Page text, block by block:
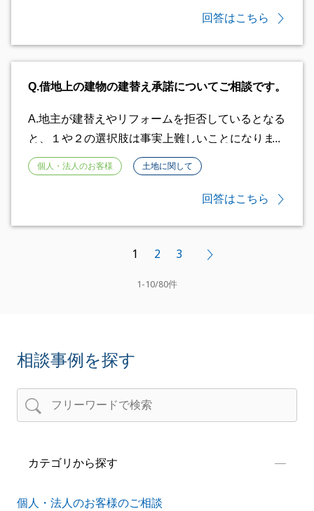
ては、自らの土地にはみ出ている物体を排除するよ
の時点で、隣地に対して、早急に撤去せよという権
利をお母さまは有していることになります。 した
がって、アパートを壊すのであれば当然、壊さない
を購入する買主は、契約云々に関わらず、撤去をし
なければいけない義務を負っております。 訴訟に
る物体を撤去せよと要求し、無視するようであれ
れてみてはいかがでしょうか。 なお、新たな契約
ください。
回答はこちら
Q.借地上の建物の建替え承諾についてご相談です。
A.地主が建替えやリフォームを拒否しているとなる
と、１や２の選択肢は事実上難しいことになりま
す。 ３についてですが、たとえば、借地権の契約
期間が満了し契約の更新がされないといった場合に
は、建物を買い取るように賃貸人に請求できる権利
この権利を行使すると、賃貸人の意向に関係なく、
ですが、地主さんとご相談をして、代替え地に移転
でしょうか。
個人・法人のお客様 土地に関して
回答はこちら
1 2 3
1 - 10/80件
相談事例を探す
カテゴリから探す
個人・法人のお客様のご相談